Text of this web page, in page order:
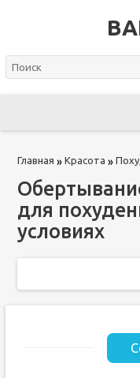
Главная » Красота »
для
условиях